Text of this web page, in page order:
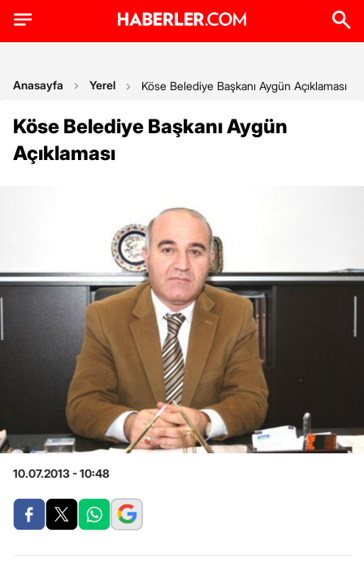
Anasayfa Yerel Köse Belediye Başkanı Aygün Açıklaması
Köse Belediye Başkanı Aygün
Açıklaması
10.07.2013 - 10:48